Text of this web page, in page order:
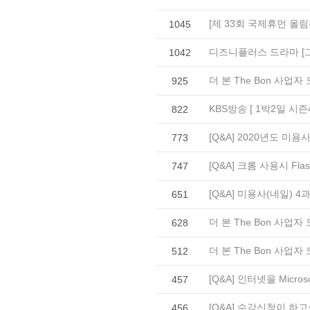
1045 [제 33회 국제휴먼 올
1042 디즈니플러스 드라마 [
925 더 본 The Bon 사업자
822 KBS방송 [ 1박2일 시
773 [Q&A] 2020년도 미용
747 [Q&A] 크롬 사용시
651 [Q&A] 미용사(네일) 4
628 더 본 The Bon 사업자
512 더 본 The Bon 사업자
457 [Q&A] 인터넷을
[Q&A] 수강신청이 하